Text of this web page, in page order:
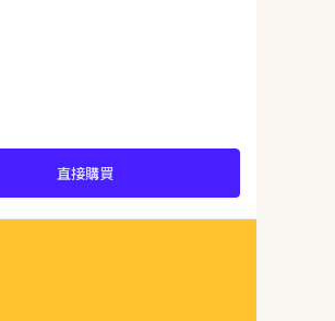
直接購買